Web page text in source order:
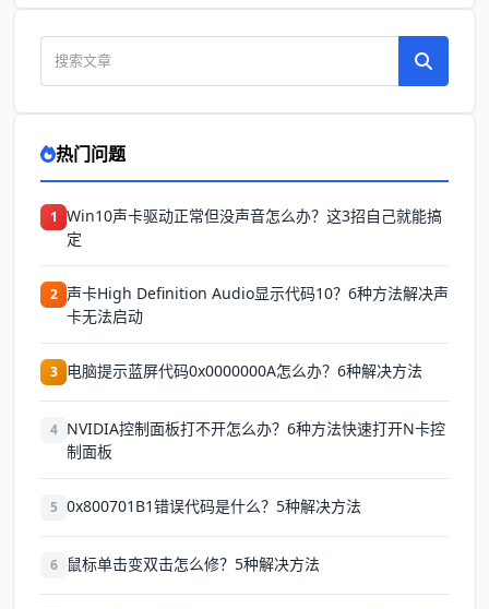
热门问题
1 Win10声卡驱动正常但没声音怎么办？这3招自己就能搞
定
2 声卡High Definition Audio显示代码10？6种方法解决声
卡无法启动
3 电脑提示蓝屏代码0x0000000A怎么办？6种解决方法
4 NVIDIA控制面板打不开怎么办？6种方法快速打开N卡控
制面板
5 0x800701B1错误代码是什么？5种解决方法
6 鼠标单击变双击怎么修？5种解决方法